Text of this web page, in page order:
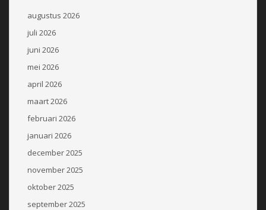
augustus 2026
juli 2026
juni 2026
mei 2026
april 2026
maart 2026
februari 2026
januari 2026
december 2025
november 2025
oktober 2025
september 2025